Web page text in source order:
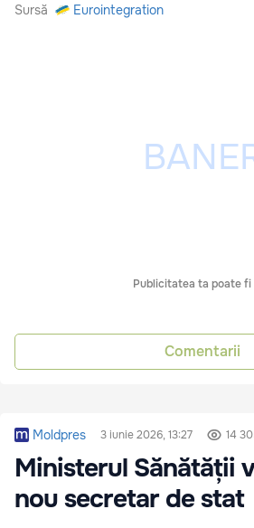
Sursă Eurointegration
Publicitatea ta poate fi
Comentarii
Moldpres 3 iunie 2026, 13:27 14
Ministerul Sănătății
nou secretar de stat